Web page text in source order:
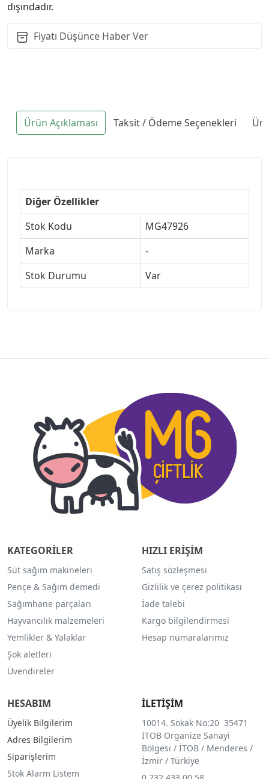
dışındadır.
Fiyatı Düşünce Haber Ver
Ürün Açıklaması Taksit / Ödeme Seçenekleri
Diğer Özellikler
Stok Kodu
MG47926
Marka
-
Stok Durumu
Var
KATEGORİLER
Süt sağım makineleri
Pençe & Sağım demedi
Sağımhane parçaları
Hayvancılık malzemeleri
Yemlikler & Yalaklar
Şok aletleri
Üvendireler
HIZLI ERİŞİM
Satış sözleşmesi
Gizlilik ve çerez politikası
İade talebi
Kargo bilgilendirmesi
Hesap numaralarımız
HESABIM
Üyelik Bilgilerim
Adres Bilgilerim
Siparişlerim
Stok Alarm Listem
İLETİŞİM
10014. Sokak No:20 35471
İTOB Organize Sanayi
Bölgesi / İTOB / Menderes /
İzmir / Türkiye